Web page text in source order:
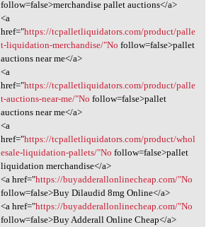
follow=false>merchandise pallet auctions</a>
<a
href="https://tcpalletliquidators.com/product/palle
t-liquidation-merchandise/"No follow=false>pallet
auctions near me</a>
<a
href="https://tcpalletliquidators.com/product/palle
t-auctions-near-me/"No follow=false>pallet
auctions near me</a>
<a
href="https://tcpalletliquidators.com/product/whol
esale-liquidation-pallets/"No follow=false>pallet
liquidation merchandise</a>
<a href="https://buyadderallonlinecheap.com/"No
follow=false>Buy Dilaudid 8mg Online</a>
<a href="https://buyadderallonlinecheap.com/"No
follow=false>Buy Adderall Online Cheap</a>